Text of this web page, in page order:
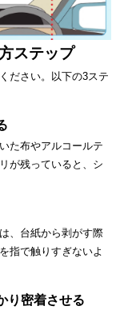
ステップ
ださい。以下の3ステ
た布やアルコールテ
が残っていると、シ
、台紙から剥がす際
指で触りすぎないよ
り密着させる